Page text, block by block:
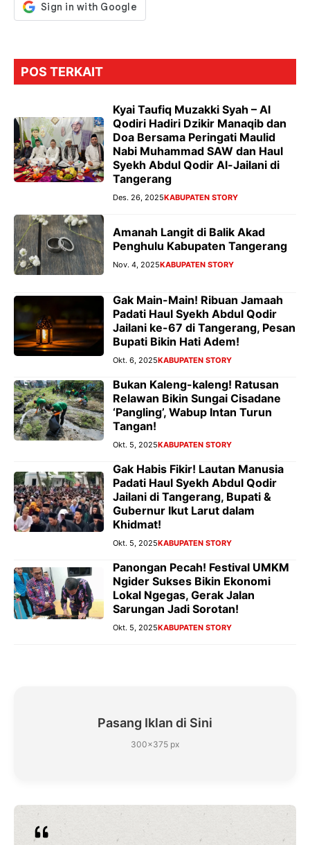
POS TERKAIT
Kyai Taufiq Muzakki Syah – Al
Qodiri Hadiri Dzikir Manaqib dan
Doa Bersama Peringati Maulid
Nabi Muhammad SAW dan Haul
Syekh Abdul Qodir Al-Jailani di
Tangerang
Des. 26, 2025KABUPATEN STORY
Amanah Langit di Balik Akad
Penghulu Kabupaten Tangerang
Nov. 4, 2025KABUPATEN STORY
Gak Main-Main! Ribuan Jamaah
Padati Haul Syekh Abdul Qodir
Jailani ke-67 di Tangerang, Pesan
Bupati Bikin Hati Adem!
Okt. 6, 2025KABUPATEN STORY
Bukan Kaleng-kaleng! Ratusan
Relawan Bikin Sungai Cisadane
‘Pangling’, Wabup Intan Turun
Tangan!
Okt. 5, 2025KABUPATEN STORY
Gak Habis Fikir! Lautan Manusia
Padati Haul Syekh Abdul Qodir
Jailani di Tangerang, Bupati &
Gubernur Ikut Larut dalam
Khidmat!
Okt. 5, 2025KABUPATEN STORY
Panongan Pecah! Festival UMKM
Ngider Sukses Bikin Ekonomi
Lokal Ngegas, Gerak Jalan
Sarungan Jadi Sorotan!
Okt. 5, 2025KABUPATEN STORY
Pasang Iklan di Sini
300×375 px